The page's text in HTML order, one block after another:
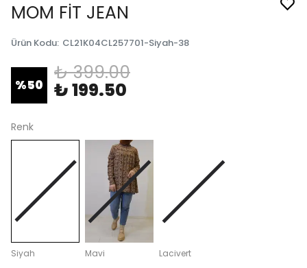
MOM FİT JEAN
Ürün Kodu: CL21K04CL257701-Siyah-38
%50
₺ 399.00
₺ 199.50
Renk
Siyah Mavi Lacivert